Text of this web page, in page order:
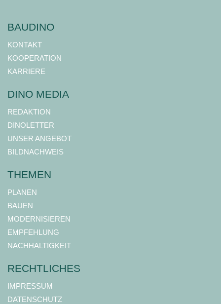
BAUDINO
KONTAKT
KOOPERATION
KARRIERE
DINO MEDIA
REDAKTION
DINOLETTER
UNSER ANGEBOT
BILDNACHWEIS
THEMEN
PLANEN
BAUEN
MODERNISIEREN
EMPFEHLUNG
NACHHALTIGKEIT
RECHTLICHES
IMPRESSUM
DATENSCHUTZ